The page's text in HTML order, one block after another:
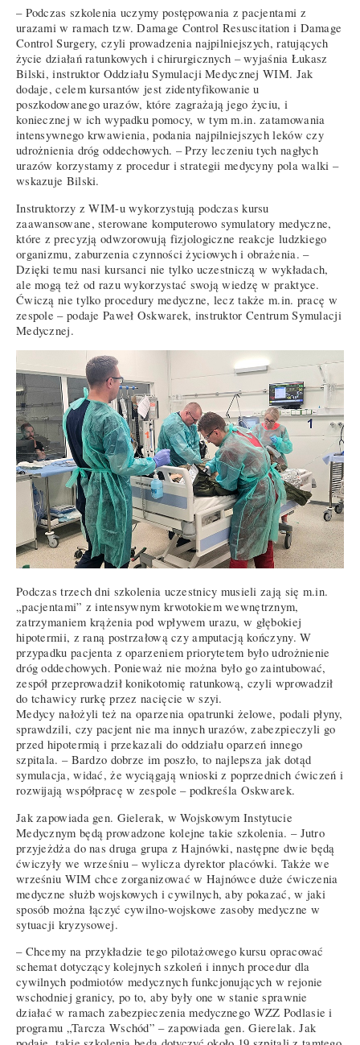
– Podczas szkolenia uczymy postępowania z pacjentami z
urazami w ramach tzw. Damage Control Resuscitation i Damage
Control Surgery, czyli prowadzenia najpilniejszych, ratujących
życie działań ratunkowych i chirurgicznych – wyjaśnia Łukasz
Bilski, instruktor Oddziału Symulacji Medycznej WIM. Jak
dodaje, celem kursantów jest zidentyfikowanie u
poszkodowanego urazów, które zagrażają jego życiu, i
koniecznej w ich wypadku pomocy, w tym m.in. zatamowania
intensywnego krwawienia, podania najpilniejszych leków czy
udrożnienia dróg oddechowych. – Przy leczeniu tych nagłych
urazów korzystamy z procedur i strategii medycyny pola walki –
wskazuje Bilski.
Instruktorzy z WIM-u wykorzystują podczas kursu
zaawansowane, sterowane komputerowo symulatory medyczne,
które z precyzją odwzorowują fizjologiczne reakcje ludzkiego
organizmu, zaburzenia czynności życiowych i obrażenia. –
Dzięki temu nasi kursanci nie tylko uczestniczą w wykładach,
ale mogą też od razu wykorzystać swoją wiedzę w praktyce.
Ćwiczą nie tylko procedury medyczne, lecz także m.in. pracę w
zespole – podaje Paweł Oskwarek, instruktor Centrum Symulacji
Medycznej.
Podczas trzech dni szkolenia uczestnicy musieli zają się m.in.
„pacjentami” z intensywnym krwotokiem wewnętrznym,
zatrzymaniem krążenia pod wpływem urazu, w głębokiej
hipotermii, z raną postrzałową czy amputacją kończyny. W
przypadku pacjenta z oparzeniem priorytetem było udrożnienie
dróg oddechowych. Ponieważ nie można było go zaintubować,
zespół przeprowadził konikotomię ratunkową, czyli wprowadził
do tchawicy rurkę przez nacięcie w szyi.
Medycy nałożyli też na oparzenia opatrunki żelowe, podali płyny,
sprawdzili, czy pacjent nie ma innych urazów, zabezpieczyli go
przed hipotermią i przekazali do oddziału oparzeń innego
szpitala. – Bardzo dobrze im poszło, to najlepsza jak dotąd
symulacja, widać, że wyciągają wnioski z poprzednich ćwiczeń i
rozwijają współpracę w zespole – podkreśla Oskwarek.
Jak zapowiada gen. Gielerak, w Wojskowym Instytucie
Medycznym będą prowadzone kolejne takie szkolenia. – Jutro
przyjeżdża do nas druga grupa z Hajnówki, następne dwie będą
ćwiczyły we wrześniu – wylicza dyrektor placówki. Także we
wrześniu WIM chce zorganizować w Hajnówce duże ćwiczenia
medyczne służb wojskowych i cywilnych, aby pokazać, w jaki
sposób można łączyć cywilno-wojskowe zasoby medyczne w
sytuacji kryzysowej.
– Chcemy na przykładzie tego pilotażowego kursu opracować
schemat dotyczący kolejnych szkoleń i innych procedur dla
cywilnych podmiotów medycznych funkcjonujących w rejonie
wschodniej granicy, po to, aby były one w stanie sprawnie
działać w ramach zabezpieczenia medycznego WZZ Podlasie i
programu „Tarcza Wschód” – zapowiada gen. Gierelak. Jak